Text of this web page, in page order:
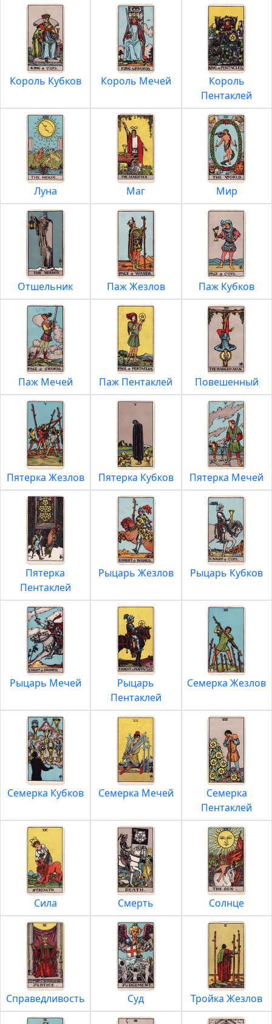
Король Кубков Король Мечей
Король
Пентаклей
Луна Маг Мир
Отшельник Паж Жезлов Паж Кубков
Паж Мечей Паж Пентаклей Повешенный
Пятерка Жезлов Пятерка Кубков Пятерка Мечей
Пятерка
Пентаклей
Рыцарь Жезлов Рыцарь Кубков
Рыцарь Мечей
Рыцарь
Пентаклей
Семерка Жезлов
Семерка Кубков Семерка Мечей
Семерка
Пентаклей
Сила Смерть Солнце
Справедливость Суд Тройка Жезлов